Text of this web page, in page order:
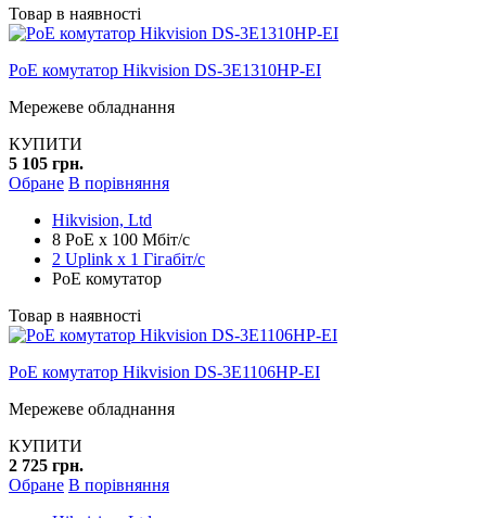
Товар в наявності
PoE комутатор Hikvision DS-3E1310HP-EI
Мережеве обладнання
КУПИТИ
5 105 грн.
Обране В порівняння
Hikvision, Ltd
8 PoE x 100 Мбіт/с
2 Uplink x 1 Гігабіт/с
PoE комутатор
Товар в наявності
PoE комутатор Hikvision DS-3E1106HP-EI
Мережеве обладнання
КУПИТИ
2 725 грн.
Обране В порівняння